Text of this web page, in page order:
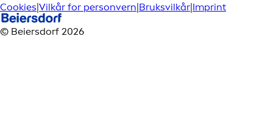
Cookies|Vilkår for personvern|Bruksvilkår|Imprint
© Beiersdorf 2026